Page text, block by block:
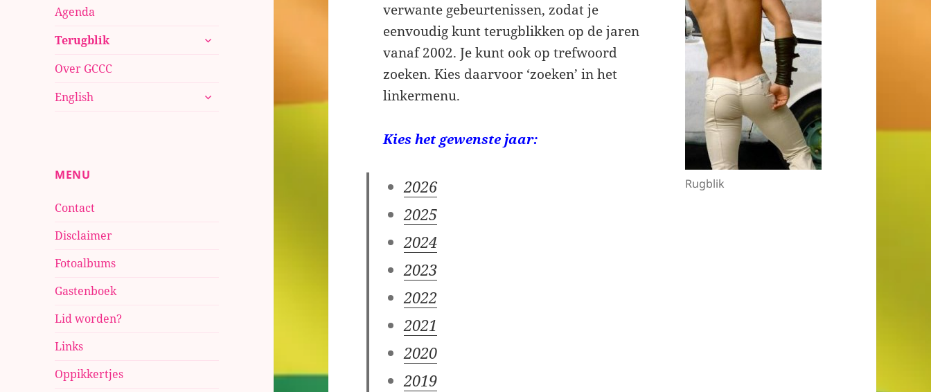
Agenda
Terugblik
submenu
Over GCCC
English
submenu
MENU
Contact
Disclaimer
Fotoalbums
Gastenboek
Lid worden?
Links
Oppikkertjes
Rugblik
verwante gebeurtenissen, zodat je
eenvoudig kunt terugblikken op de jaren
vanaf 2002. Je kunt ook op trefwoord
zoeken. Kies daarvoor ‘zoeken’ in het
linkermenu.
Kies het gewenste jaar:
2026
2025
2024
2023
2022
2021
2020
2019